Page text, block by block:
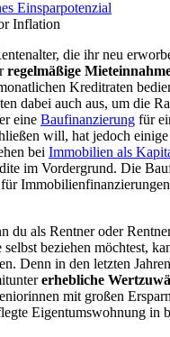
Einsparpotenzial
Inflation
die ihr neu
regelmäßige
Kreditraten
dabei auch aus, um die
eine Baufinanzierung für
will, hat jedoch
bei Immobilien als
im Vordergrund. Die
du als Rentner oder
beziehen möchtest,
Denn in den letzten
erhebliche
mit großen
Eigentumswohnung in